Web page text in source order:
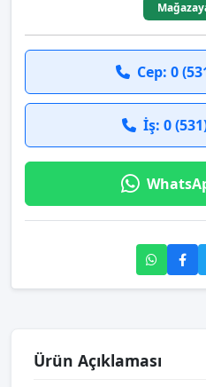
Cep: 0
İş: 0
Ürün Açıklaması